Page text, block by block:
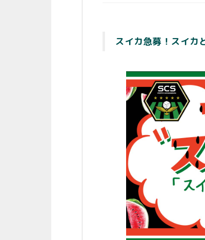
スイカ急募！スイカ